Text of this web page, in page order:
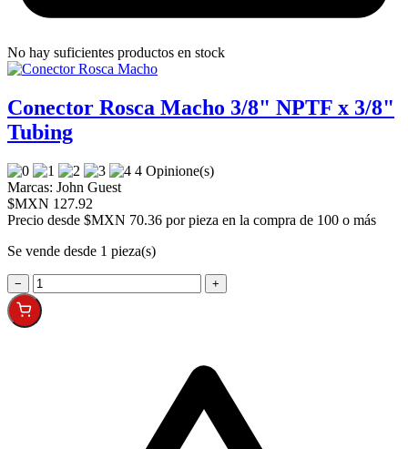
No hay suficientes productos en stock
Conector Rosca Macho 3/8" NPTF x 3/8"
Tubing
4 Opinione(s)
Marcas: John Guest
$MXN 127.92
Precio desde $MXN 70.36 por pieza en la compra de 100 o más
Se vende desde 1 pieza(s)
− +